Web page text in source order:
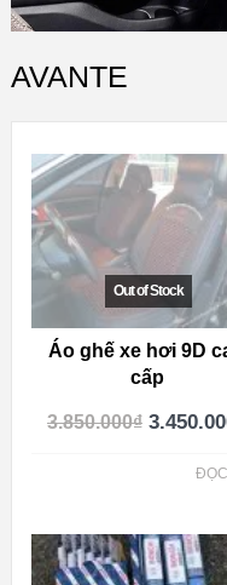
AVANTE
Áo ghế xe hơi 9D
cấp
3.850.000₫